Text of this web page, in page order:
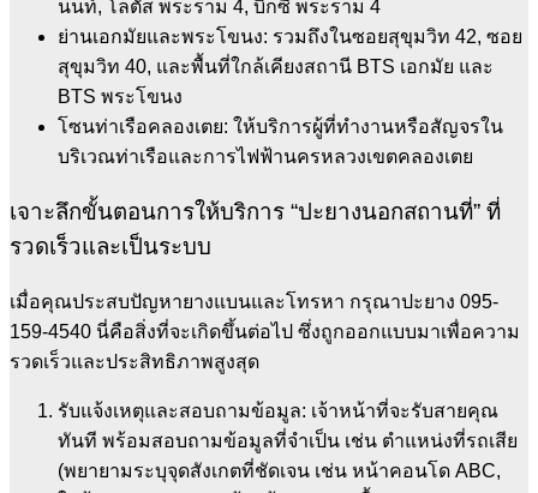
นนท์, โลตัส พระราม 4, บิ๊กซี พระราม 4
ย่านเอกมัยและพระโขนง: รวมถึงในซอยสุขุมวิท 42, ซอย
สุขุมวิท 40, และพื้นที่ใกล้เคียงสถานี BTS เอกมัย และ
BTS พระโขนง
โซนท่าเรือคลองเตย: ให้บริการผู้ที่ทำงานหรือสัญจรใน
บริเวณท่าเรือและการไฟฟ้านครหลวงเขตคลองเตย
เจาะลึกขั้นตอนการให้บริการ “ปะยางนอกสถานที่” ที่
รวดเร็วและเป็นระบบ
เมื่อคุณประสบปัญหายางแบนและโทรหา กรุณาปะยาง 095-
159-4540 นี่คือสิ่งที่จะเกิดขึ้นต่อไป ซึ่งถูกออกแบบมาเพื่อความ
รวดเร็วและประสิทธิภาพสูงสุด
รับแจ้งเหตุและสอบถามข้อมูล: เจ้าหน้าที่จะรับสายคุณ
ทันที พร้อมสอบถามข้อมูลที่จำเป็น เช่น ตำแหน่งที่รถเสีย
(พยายามระบุจุดสังเกตที่ชัดเจน เช่น หน้าคอนโด ABC,